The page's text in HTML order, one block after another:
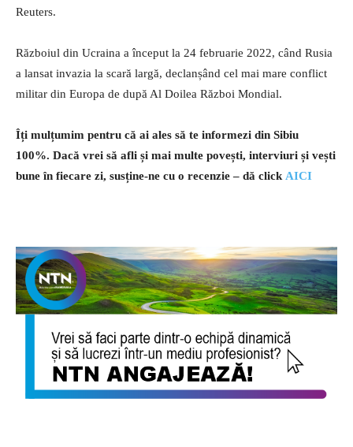
Reuters.
Războiul din Ucraina a început la 24 februarie 2022, când Rusia
a lansat invazia la scară largă, declanșând cel mai mare conflict
militar din Europa de după Al Doilea Război Mondial.
Îți mulțumim pentru că ai ales să te informezi din Sibiu
100%. Dacă vrei să afli și mai multe povești, interviuri și vești
bune în fiecare zi, susține-ne cu o recenzie – dă click AICI